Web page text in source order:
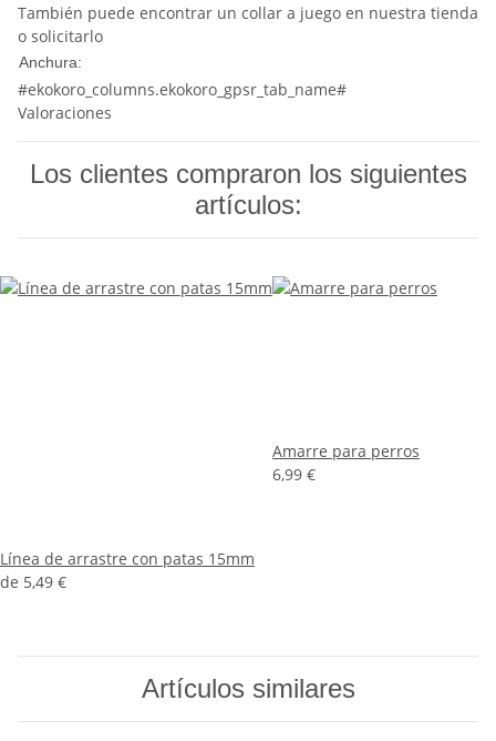
También puede encontrar un collar a juego en nuestra tienda
o solicitarlo
Anchura:
#ekokoro_columns.ekokoro_gpsr_tab_name#
Valoraciones
Los clientes compraron los siguientes
artículos:
Línea de arrastre con patas 15mm
de 5,49 €
Amarre para perros
6,99 €
Artículos similares